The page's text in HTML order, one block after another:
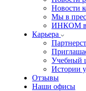
Новости
Мы в
ИНКОМ в
Карьера
Учебный
Истории
Отзывы
Наши офисы